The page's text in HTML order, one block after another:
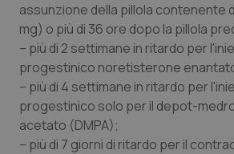
Tumore ovarico
Tumori del Polmone & Testa
Tumori gastrointestinali
Ulcera & Reflusso
assunzione della pillola contenente
mg) o più di 36 ore dopo la pillola
– più di 2 settimane in ritardo per
progestinico noretisterone
– più di 4 settimane in ritardo per
progestinico solo per il depot-
acetato (DMPA);
– più di 7 giorni di ritardo per il